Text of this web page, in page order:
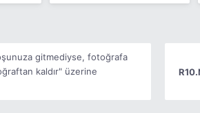
gitmediyse, fotoğrafa
kaldır" üzerine